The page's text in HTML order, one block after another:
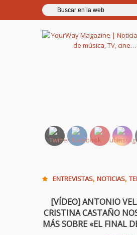
ENTREVISTAS, NOTICIAS,
[VÍDEO] ANTONIO
CRISTINA CASTAÑO
MÁS SOBRE «EL FINAL